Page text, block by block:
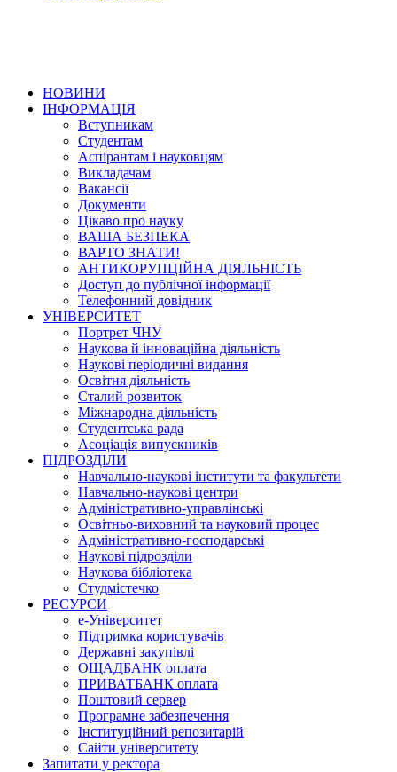
НОВИНИ
ІНФОРМАЦІЯ
Вступникам
Студентам
Аспірантам і науковцям
Викладачам
Вакансії
Документи
Цікаво про науку
ВАША БЕЗПЕКА
ВАРТО ЗНАТИ!
АНТИКОРУПЦІЙНА ДІЯЛЬНІСТЬ
Доступ до публічної інформації
Телефонний довідник
УНІВЕРСИТЕТ
Портрет ЧНУ
Наукова й інноваційна діяльність
Наукові періодичні видання
Освітня діяльність
Сталий розвиток
Міжнародна діяльність
Студентська рада
Асоціація випускників
ПІДРОЗДІЛИ
Навчально-наукові інститути та факультети
Навчально-наукові центри
Адміністративно-управлінські
Освітньо-виховний та науковий процес
Адміністративно-господарські
Наукові підрозділи
Наукова бібліотека
Студмістечко
РЕСУРСИ
е-Університет
Підтримка користувачів
Державні закупівлі
ОЩАДБАНК оплата
ПРИВАТБАНК оплата
Поштовий сервер
Програмне забезпечення
Інституційний репозитарій
Сайти університету
Запитати у ректора